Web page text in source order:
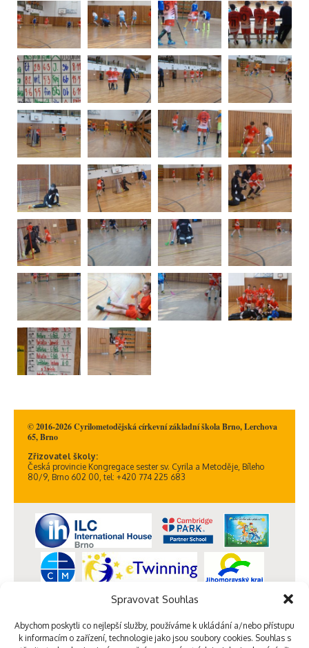
Spravovat Souhlas
Abychom poskytli co nejlepší služby, používáme k ukládání a/nebo přístupu
k informacím o zařízení, technologie jako jsou soubory cookies. Souhlas s
© 2016-2026 Cyrilometodějská církevní základní škola Brno, Lerchova
65, Brno
Zřizovatel školy:
Česká provincie Kongregace sester sv. Cyrila a Metoděje, Bíleho
80/9, Brno 602 00, tel: +420 774 225 683